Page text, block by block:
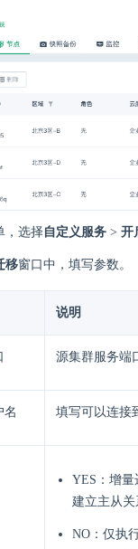
，选择自定义服务 > 开
移窗口中，填写参数。
说明
源集群服务端
名 填写可以连接
YES：增量
建立主从关
NO：仅执